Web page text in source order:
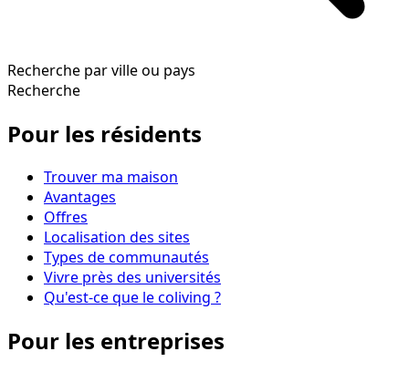
Recherche par ville ou pays
Recherche
Pour les résidents
Trouver ma maison
Avantages
Offres
Localisation des sites
Types de communautés
Vivre près des universités
Qu'est-ce que le coliving ?
Pour les entreprises